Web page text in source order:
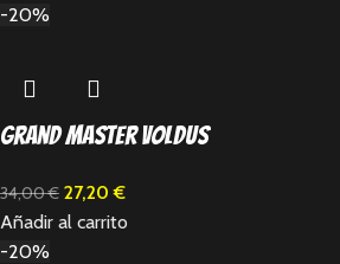
-20%
Grand Master Voldus
34,00€ 27,20€
Añadir al carrito
-20%